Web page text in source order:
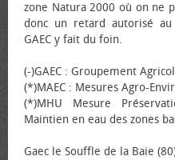
zone Natura 2000 où on ne
donc un retard autorisé
GAEC y fait du foin.
(-)GAEC : Groupement
(*)MAEC : Mesures Agro-
(*)MHU Mesure
Maintien en eau des zones
Gaec le Souffle de la Baie